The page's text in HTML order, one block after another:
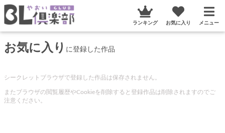
ランキング お気に入り メニュー
お気に入り に登録した作品
シークレットブラウザで登録した作品は保存されません。
またブラウザの閲覧履歴やCookieを削除すると登録作品は削除されますのでご
注意ください。